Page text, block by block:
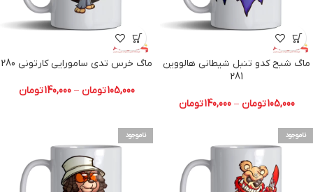
ماگ شبح کدو تنبل شیطانی هالووین
281
105,000تومان –
140,000تومان
ماگ خرس تدی سامورایی کارتونی 280
105,000تومان –
140,000تومان
ناموجود ناموجود